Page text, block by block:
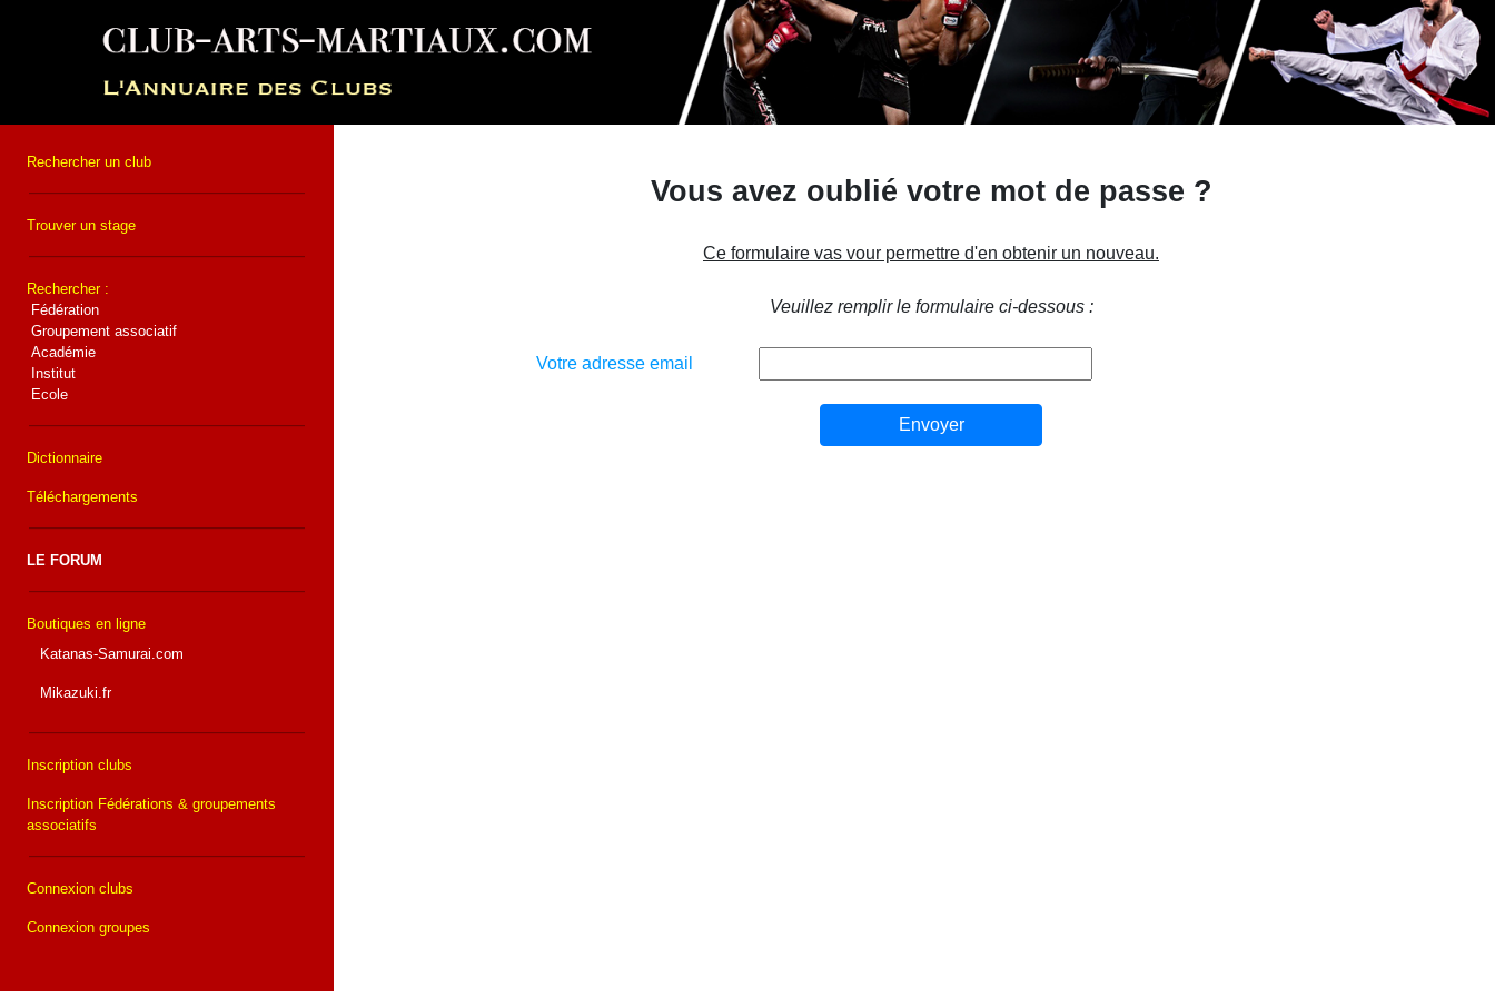
Rechercher un club
Trouver un stage
Rechercher :
Fédération
Groupement associatif
Académie
Institut
Ecole
Dictionnaire
Téléchargements
LE FORUM
Boutiques en ligne
Katanas-Samurai.com
Mikazuki.fr
Inscription clubs
Inscription Fédérations & groupements
associatifs
Connexion clubs
Connexion groupes
Vous avez oublié votre mot de passe ?
Ce formulaire vas vour permettre d'en obtenir un nouveau.
Veuillez remplir le formulaire ci-dessous :
Votre adresse email